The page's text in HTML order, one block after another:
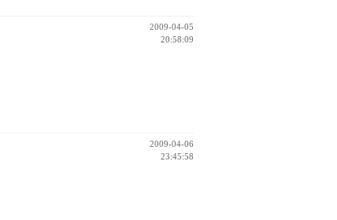
2009-04-05
20:58:09
2009-04-06
23:45:58